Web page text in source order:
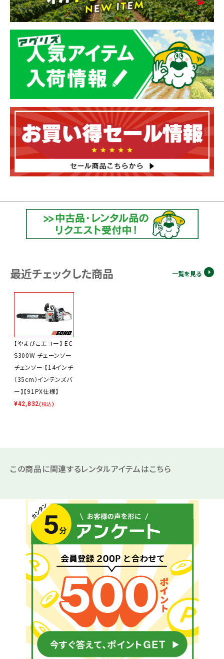
最近チェックした商品 一覧を見る
【やまびこエコー】 EC
S300W チェーンソー
チェンソー 【14インチ
（35cm）インテンズバ
ー】【91PX仕様】
¥42,832(税込)
この商品に関連するレンタルアイテムはこちら